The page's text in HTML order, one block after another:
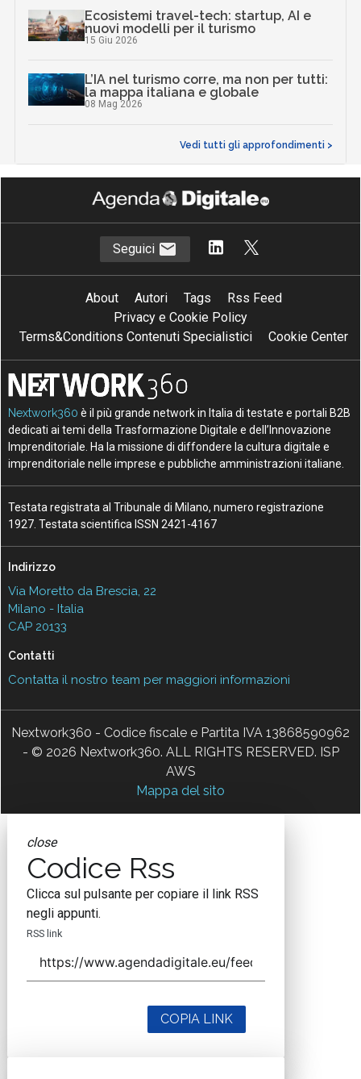
Ecosistemi travel-tech: startup, AI e
nuovi modelli per il turismo
15 Giu 2026
L’IA nel turismo corre, ma non per tutti:
la mappa italiana e globale
08 Mag 2026
Vedi tutti gli approfondimenti >
Seguici
About Autori Tags
Rss Feed
Privacy e Cookie Policy
Terms&Conditions Contenuti Specialistici
Cookie Center
Nextwork360 è il più grande network in Italia di testate e portali B2B
dedicati ai temi della Trasformazione Digitale e dell’Innovazione
Imprenditoriale. Ha la missione di diffondere la cultura digitale e
imprenditoriale nelle imprese e pubbliche amministrazioni italiane.
Testata registrata al Tribunale di Milano, numero registrazione
1927. Testata scientifica ISSN 2421-4167
Indirizzo
Via Moretto da Brescia, 22
Milano - Italia
CAP 20133
Contatti
Contatta il nostro team per maggiori informazioni
Nextwork360 - Codice fiscale e Partita IVA 13868590962
- © 2026 Nextwork360. ALL RIGHTS RESERVED. ISP
AWS
Mappa del sito
close
Codice Rss
Clicca sul pulsante per copiare il link RSS
negli appunti.
RSS link
COPIA LINK